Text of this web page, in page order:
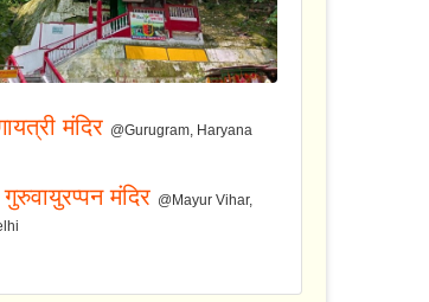
मंदिर @Gurugram, Haryana
गुरुवायुरप्पन मंदिर @Mayur Vihar,